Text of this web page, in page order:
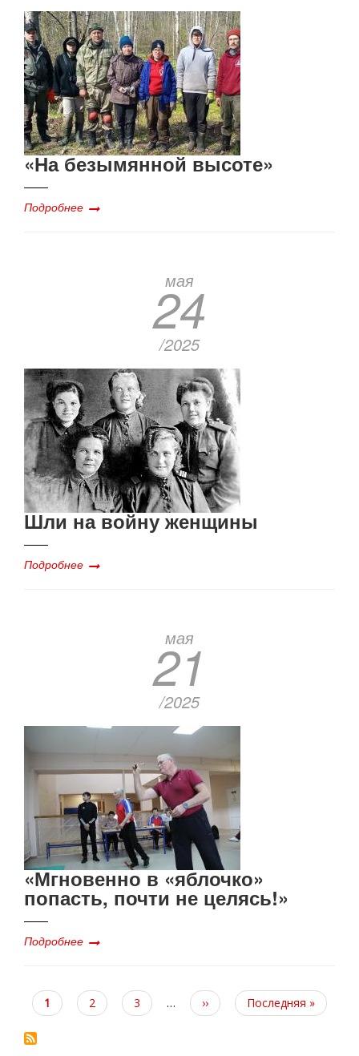
«На безымянной высоте»
Подробнее
мая
24
/2025
Шли на войну женщины
Подробнее
мая
21
/2025
«Мгновенно в «яблочко»
попасть, почти не целясь!»
Подробнее
Текущая
страница
1 Page
2 Page
3 …
Следующая
страница
››
Последняя
страница
Последняя »